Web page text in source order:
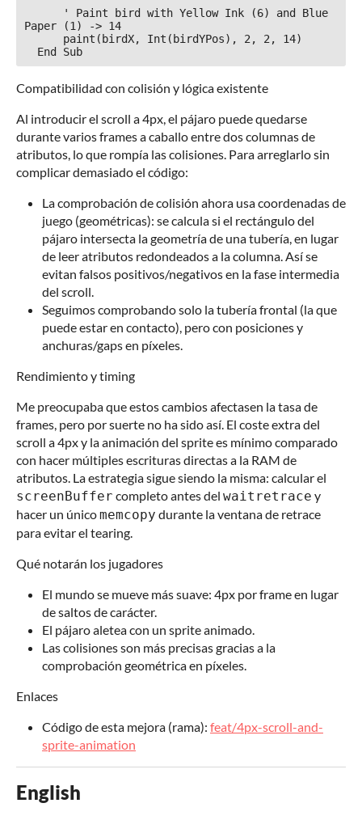
Paper (1) -> 14
Compatibilidad con colisión y lógica existente
Al introducir el scroll a 4px, el pájaro puede quedarse
durante varios frames a caballo entre dos columnas de
atributos, lo que rompía las colisiones. Para arreglarlo sin
complicar demasiado el código:
La comprobación de colisión ahora usa coordenadas de
juego (geométricas): se calcula si el rectángulo del
pájaro intersecta la geometría de una tubería, en lugar
de leer atributos redondeados a la columna. Así se
evitan falsos positivos/negativos en la fase intermedia
del scroll.
Seguimos comprobando solo la tubería frontal (la que
puede estar en contacto), pero con posiciones y
anchuras/gaps en píxeles.
Rendimiento y timing
Me preocupaba que estos cambios afectasen la tasa de
frames, pero por suerte no ha sido así. El coste extra del
scroll a 4px y la animación del sprite es mínimo comparado
con hacer múltiples escrituras directas a la RAM de
atributos. La estrategia sigue siendo la misma: calcular el
screenBuffer completo antes del waitretrace y
hacer un únicomemcopy durante la ventana de retrace
para evitar el tearing.
Qué notarán los jugadores
El mundo se mueve más suave: 4px por frame en lugar
de saltos de carácter.
El pájaro aletea con un sprite animado.
Las colisiones son más precisas gracias a la
comprobación geométrica en píxeles.
Enlaces
Código de esta mejora (rama): feat/4px-scroll-and-
sprite-animation
English